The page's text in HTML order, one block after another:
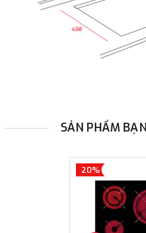
SẢN PHẨM
20%